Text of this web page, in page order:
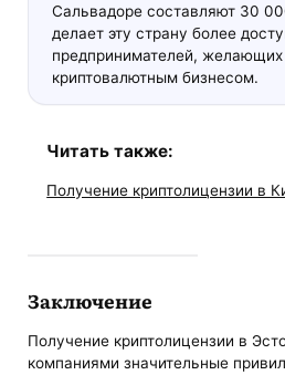
Сальвадоре составляют 30
делает эту страну более
предпринимателей, желающих
криптовалютным бизнесом.
Читать также:
Получение криптолицензии в
Заключение
Получение криптолицензии в
компаниями значительные